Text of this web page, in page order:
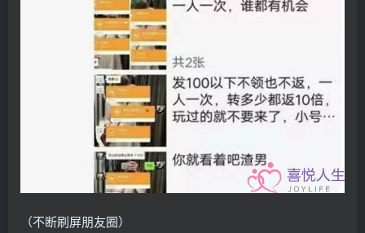
（不断刷屏朋友圈）